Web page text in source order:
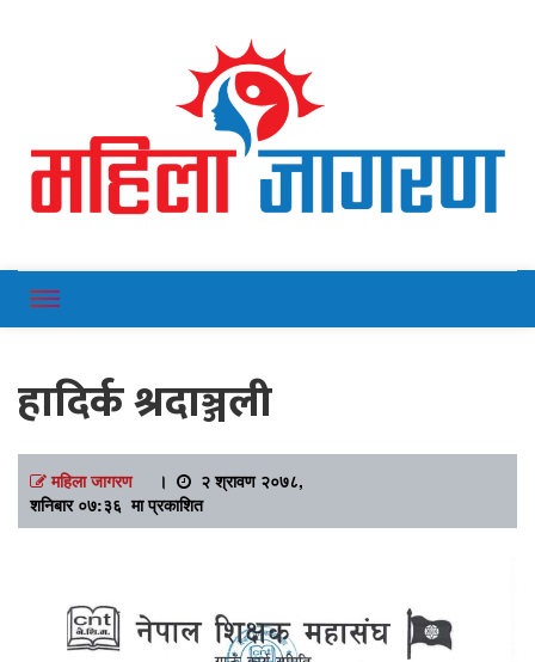
Mahilajagaran
हादिर्क श्रदाञ्जली
महिला जागरण।
२ श्रावण २०७८,
शनिबार ०७:३६ मा प्रकाशित